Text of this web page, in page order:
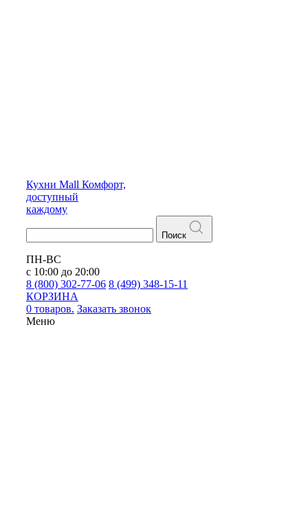
Кухни Mall Комфорт,
доступный
каждому
Поиск
ПН-ВС
с 10:00 до 20:00
8 (800) 302-77-06 8 (499) 348-15-11
КОРЗИНА
0 товаров. Заказать звонок
Меню